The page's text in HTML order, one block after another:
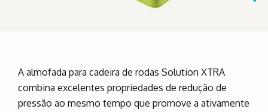
A almofada para cadeira de rodas Solution XTRA
combina excelentes propriedades de redução de
pressão ao mesmo tempo que promove a ativamente